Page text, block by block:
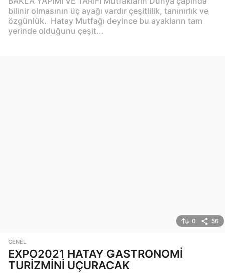
bilinir olmasının üç ayağı vardır çeşitlilik, tanınırlık ve
özgünlük. Hatay Mutfağı deyince bu ayakların tam
yerinde olduğunu çeşit...
0 56
GENEL
EXPO2021 HATAY GASTRONOMİ
TURİZMİNİ UÇURACAK